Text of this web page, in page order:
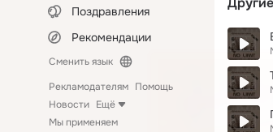
Поздравления
Рекомендации
Сменить язык
Рекламодателям Помощь
Новости Ещё
Мы применяем